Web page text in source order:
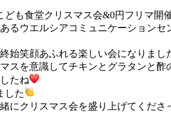
ども食堂クリスマス会&0円フリマ開
るウエルシアコミュニケーションセ
始笑顔あふれる楽しい会になりまし
スを意識してチキンとグラタンと酢
たね
した
にクリスマス会を盛り上げてくださ